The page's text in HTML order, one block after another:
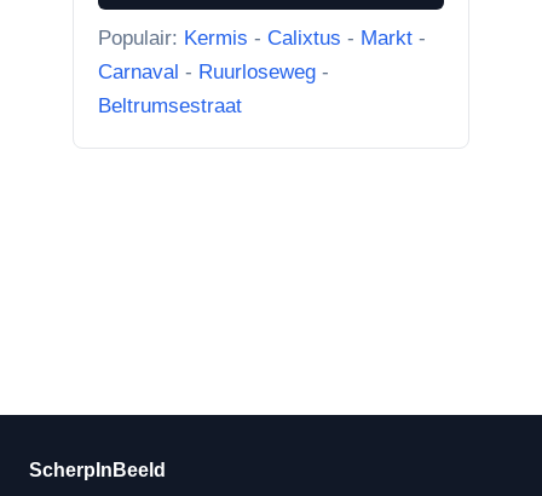
Watermolen
“Ik dacht al, wat doet Facebook
hier nou bij? Scherpinbeeld i...”
Populair: Kermis - Calixtus - Markt -
Carnaval - Ruurloseweg -
Beltrumsestraat
ScherpInBeeld